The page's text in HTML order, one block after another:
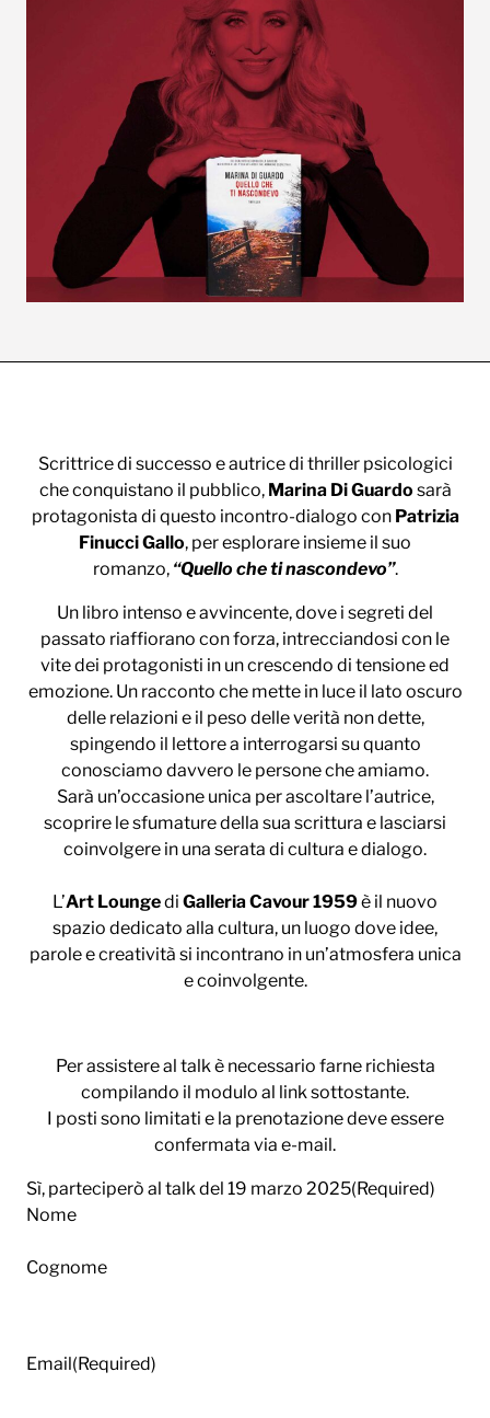
Scrittrice di successo e autrice di thriller psicologici
che conquistano il pubblico, Marina Di Guardo sarà
protagonista di questo incontro-dialogo con Patrizia
Finucci Gallo, per esplorare insieme il suo
romanzo, “Quello che ti nascondevo”.
Un libro intenso e avvincente, dove i segreti del
passato riaffiorano con forza, intrecciandosi con le
vite dei protagonisti in un crescendo di tensione ed
emozione. Un racconto che mette in luce il lato oscuro
delle relazioni e il peso delle verità non dette,
spingendo il lettore a interrogarsi su quanto
conosciamo davvero le persone che amiamo.
Sarà un’occasione unica per ascoltare l’autrice,
scoprire le sfumature della sua scrittura e lasciarsi
coinvolgere in una serata di cultura e dialogo.
L’Art Loungedi Galleria Cavour 1959è il nuovo
spazio dedicato alla cultura, un luogo dove idee,
parole e creatività si incontrano in un’atmosfera unica
e coinvolgente.
Per assistere al talk è necessario farne richiesta
compilando il modulo al link sottostante.
I posti sono limitati e la prenotazione deve essere
confermata via e-mail.
Sì, parteciperò al talk del 19 marzo 2025(Required)
Nome
Cognome
Email(Required)